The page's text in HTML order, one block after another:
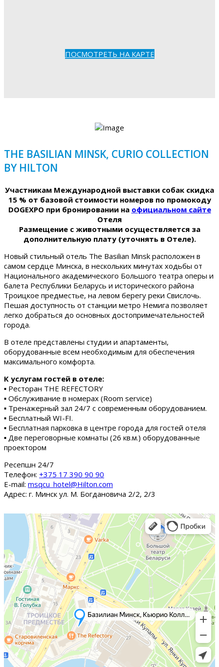
ПОСМОТРЕТЬ НА КАРТЕ
THE BASILIAN MINSK, CURIO COLLECTION
BY HILTON
Участникам Международной выставки собак скидка
15 % от базовой стоимости номеров по промокоду
DOGEXPO при бронировании на официальном сайте
Отеля
Размещение с животными осуществляется за
дополнительную плату (уточнять в Отеле).
Новый стильный отель The Basilian Minsk расположен в
самом сердце Минска, в нескольких минутах ходьбы от
Национального академического Большого театра оперы и
балета Республики Беларусь и исторического района
Троицкое предместье, на левом берегу реки Свислочь.
Пешая доступность от станции метро Немига позволяет
легко добраться до основных достопримечательностей
города.
В отеле представлены студии и апартаменты,
оборудованные всем необходимым для обеспечения
максимального комфорта.
К услугам гостей в отеле:
▪ Ресторан THE REFECTORY
▪ Обслуживание в номерах (Room service)
▪ Тренажерный зал 24/7 с современным оборудованием.
▪ Бесплатный WI-FI.
▪ Бесплатная парковка в центре города для гостей отеля
▪ Две переговорные комнаты (26 кв.м.) оборудованные
проектором
Ресепшн 24/7
Tелефон: +375 17 390 90 90
E-mail: msqcu_hotel@Hilton.com
Адрес: г. Минск ул. М. Богдановича 2/2, 2/3